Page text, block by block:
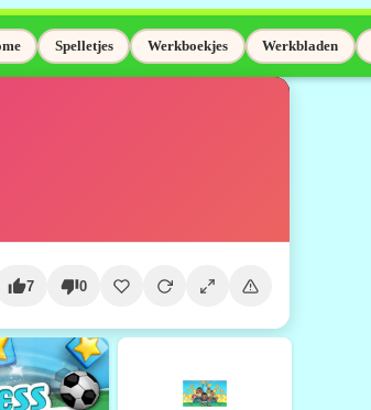
Spelletjes Werkboekjes Werkbladen
7 0